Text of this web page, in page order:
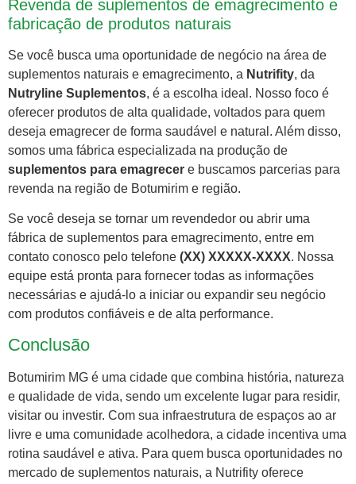
Revenda de suplementos de emagrecimento e
fabricação de produtos naturais
Se você busca uma oportunidade de negócio na área de
suplementos naturais e emagrecimento, a Nutrifity, da
Nutryline Suplementos, é a escolha ideal. Nosso foco é
oferecer produtos de alta qualidade, voltados para quem
deseja emagrecer de forma saudável e natural. Além disso,
somos uma fábrica especializada na produção de
suplementos para emagrecer e buscamos parcerias para
revenda na região de Botumirim e região.
Se você deseja se tornar um revendedor ou abrir uma
fábrica de suplementos para emagrecimento, entre em
contato conosco pelo telefone (XX) XXXXX-XXXX. Nossa
equipe está pronta para fornecer todas as informações
necessárias e ajudá-lo a iniciar ou expandir seu negócio
com produtos confiáveis e de alta performance.
Conclusão
Botumirim MG é uma cidade que combina história, natureza
e qualidade de vida, sendo um excelente lugar para residir,
visitar ou investir. Com sua infraestrutura de espaços ao ar
livre e uma comunidade acolhedora, a cidade incentiva uma
rotina saudável e ativa. Para quem busca oportunidades no
mercado de suplementos naturais, a Nutrifity oferece